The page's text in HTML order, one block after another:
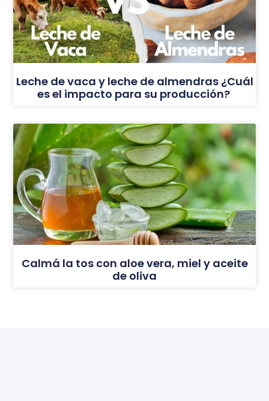
Leche de vaca y leche de almendras ¿Cuál
es el impacto para su producción?
Calmá la tos con aloe vera, miel y aceite
de oliva